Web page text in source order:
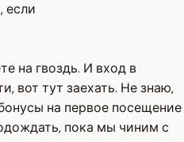
если
на гвоздь. И вход в
вот тут заехать. Не знаю,
на первое посещение
пока мы чиним с